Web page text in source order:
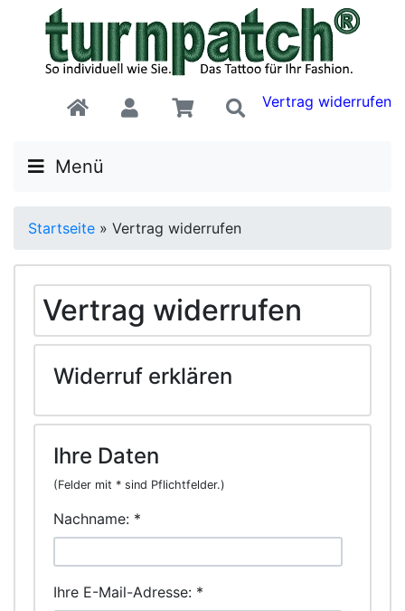
Vertrag widerrufen
Menü
Startseite » Vertrag widerrufen
Vertrag widerrufen
Widerruf erklären
Ihre Daten
(Felder mit * sind Pflichtfelder.)
Nachname: *
Ihre E-Mail-Adresse: *